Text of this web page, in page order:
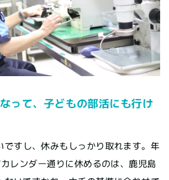
って、子どもの部活にも行け
ですし、休みもしっかり取れます。年
レンダー通りに休めるのは、鹿児島